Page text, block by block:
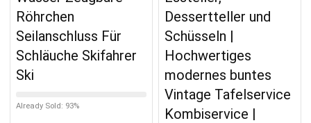
Röhrchen
Seilanschluss Für
Schläuche Skifahrer
Ski
Already Sold: 93%
Dessertteller und
Schüsseln |
Hochwertiges
modernes buntes
Vintage Tafelservice
Kombiservice |